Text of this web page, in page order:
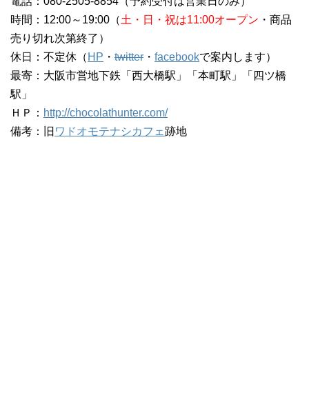
時間：12:00～19:00（土・日・祝は11:00オープン ・商品
売り切れ次第終了）
休日：不定休（ HP ・ twitter ・ facebookで案内します）
最寄：大阪市営地下鉄「西大橋駅」「本町駅」「四ツ橋
駅」
ＨＰ： http://chocolathunter.com/
備考：旧 ワドオモテナシカフェ 跡地